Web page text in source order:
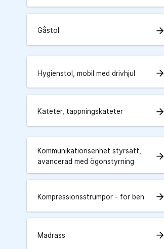
Gåstol arrow_forward
Hygienstol, mobil med drivhjul arrow_forward
Kateter, tappningskateter arrow_forward
Kommunikationsenhet styrsätt,
avancerad med ögonstyrning
arrow_forward
Kompressionsstrumpor - för ben arrow_forward
Madrass arrow_forward